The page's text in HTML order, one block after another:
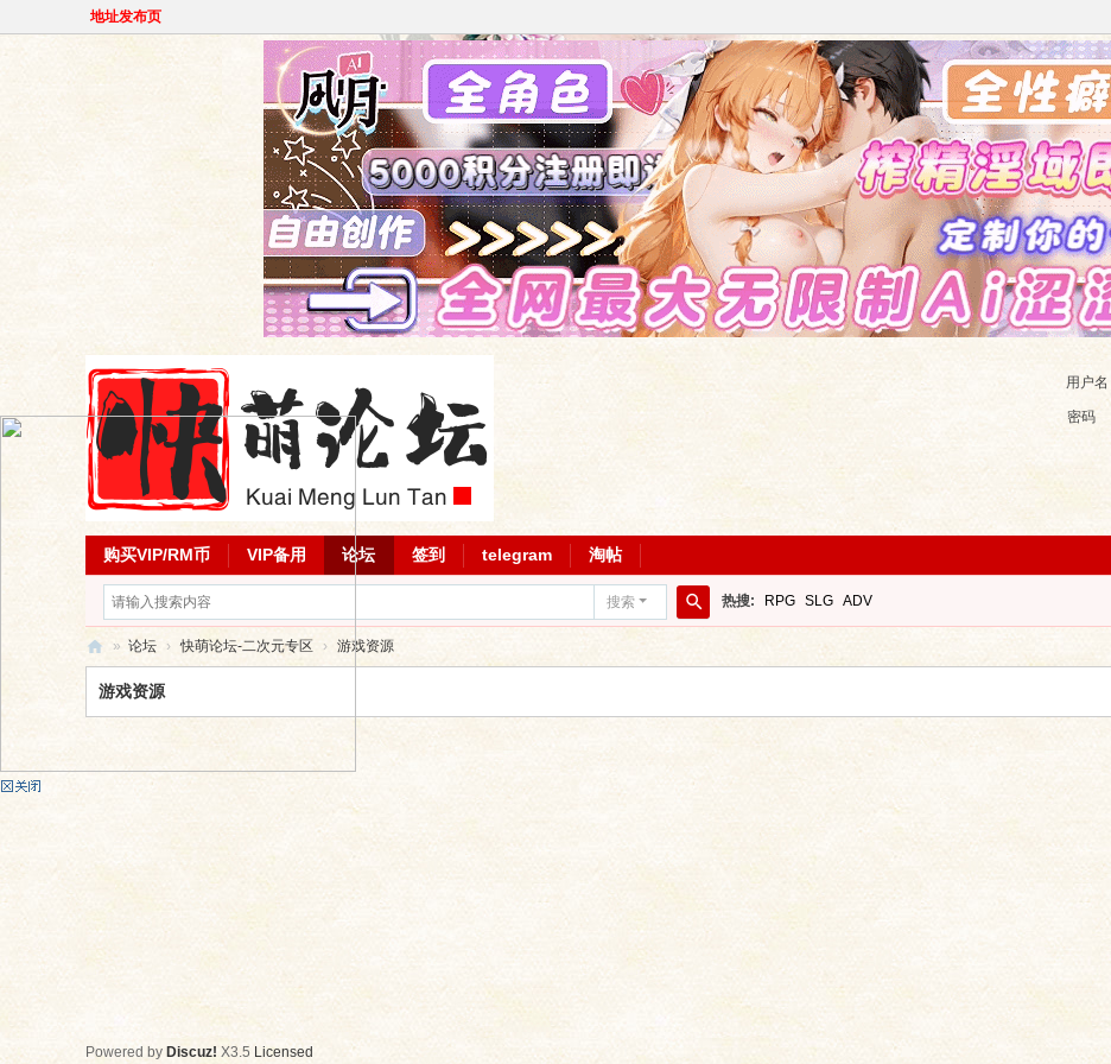
地址发布页
用户名
密码
购买VIP/RM币 VIP备用 论坛 签到 telegram 淘帖
搜索
索
热搜: RPG SLG ADV
快
萌
» 论坛 › 快萌论坛-二次元专区 › 游戏资源
游戏资源
Powered by Discuz! X3.5 Licensed